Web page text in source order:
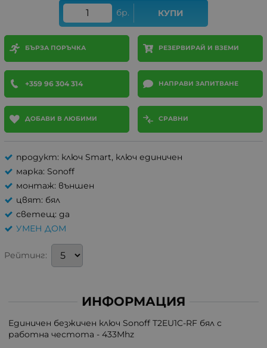
бр. КУПИ
БЪРЗА ПОРЪЧКА РЕЗЕРВИРАЙ И ВЗЕМИ
+359 96 304 314 НАПРАВИ ЗАПИТВАНЕ
ДОБАВИ В ЛЮБИМИ СРАВНИ
продукт: ключ Smart, ключ единичен
марка: Sonoff
монтаж: външен
цвят: бял
светещ: да
УМЕН ДОМ
Рейтинг:
ИНФОРМАЦИЯ
Единичен безжичен ключ Sonoff T2EU1C-RF бял с
работна честота - 433Mhz